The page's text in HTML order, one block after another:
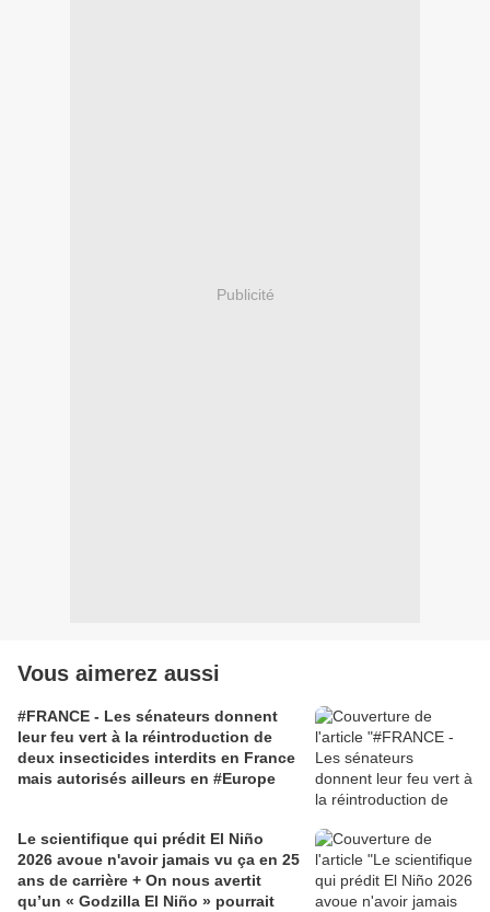
Publicité
Vous aimerez aussi
#FRANCE - Les sénateurs donnent
leur feu vert à la réintroduction de
deux insecticides interdits en France
mais autorisés ailleurs en #Europe
Le scientifique qui prédit El Niño
2026 avoue n'avoir jamais vu ça en 25
ans de carrière + On nous avertit
qu’un « Godzilla El Niño » pourrait